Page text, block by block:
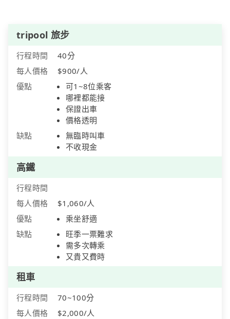
tripool 旅步
行程時間
40分
每人價格
$900/人
優點
可1~8位乘客
哪裡都能接
保證出車
價格透明
缺點
無臨時叫車
不收現金
高鐵
行程時間
每人價格
$1,060/人
優點
乘坐舒適
缺點
旺季一票難求
需多次轉乘
又貴又費時
租車
行程時間
70~100分
每人價格
$2,000/人